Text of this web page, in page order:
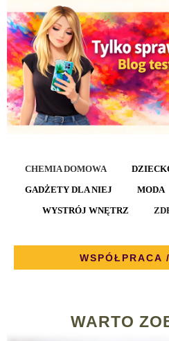
CHEMIA DOMOWA
GADŻETY DLA NIEJ
MODA
WYSTRÓJ WNĘTRZ
WSPÓŁPRACA
WARTO